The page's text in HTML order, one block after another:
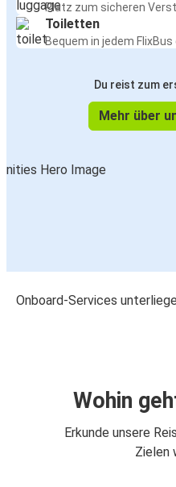
Platz zum sicheren
Toiletten
Bequem in jedem
Du reist zum
Mehr über
Onboard-Services
Wohin
Erkunde unsere
Zielen